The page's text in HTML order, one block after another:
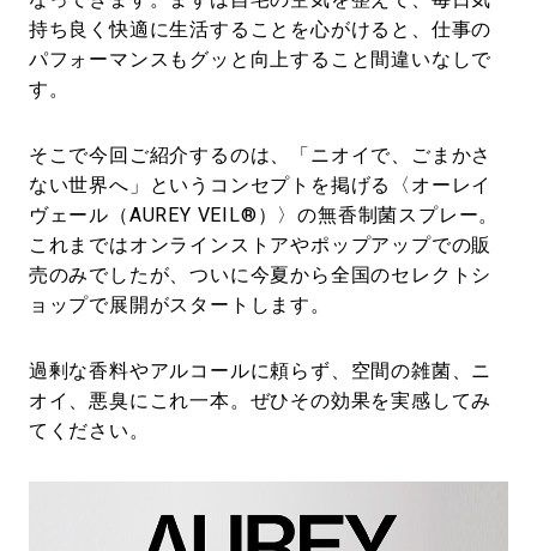
持ち良く快適に生活することを心がけると、仕事の
パフォーマンスもグッと向上すること間違いなしで
す。
そこで今回ご紹介するのは、「ニオイで、ごまかさ
ない世界へ」というコンセプトを掲げる〈オーレイ
ヴェール（AUREY VEIL®）〉の無香制菌スプレー。
これまではオンラインストアやポップアップでの販
売のみでしたが、ついに今夏から全国のセレクトシ
ョップで展開がスタートします。
過剰な香料やアルコールに頼らず、空間の雑菌、ニ
オイ、悪臭にこれ一本。ぜひその効果を実感してみ
てください。